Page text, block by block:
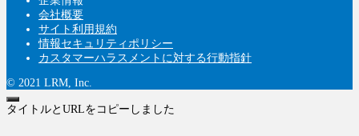
会社概要
サイト利用規約
情報セキュリティポリシー
カスタマーハラスメントに対する行動指針
© 2021 LRM, Inc.
タイトルとURLをコピーしました